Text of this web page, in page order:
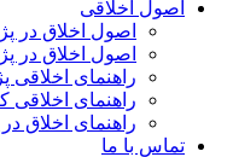
اصول اخلاقی
اصول اخلاق در
اصول اخلاق در
راهنمای اخلاقی
راهنمای اخلاقی
راهنمای اخلاق در
تماس با ما